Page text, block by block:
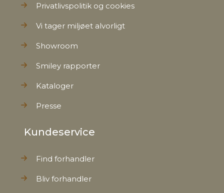
Privatlivspolitik og cookies
Vi tager miljøet alvorligt
Showroom
Smiley rapporter
Kataloger
Presse
Kundeservice
Find forhandler
Bliv forhandler